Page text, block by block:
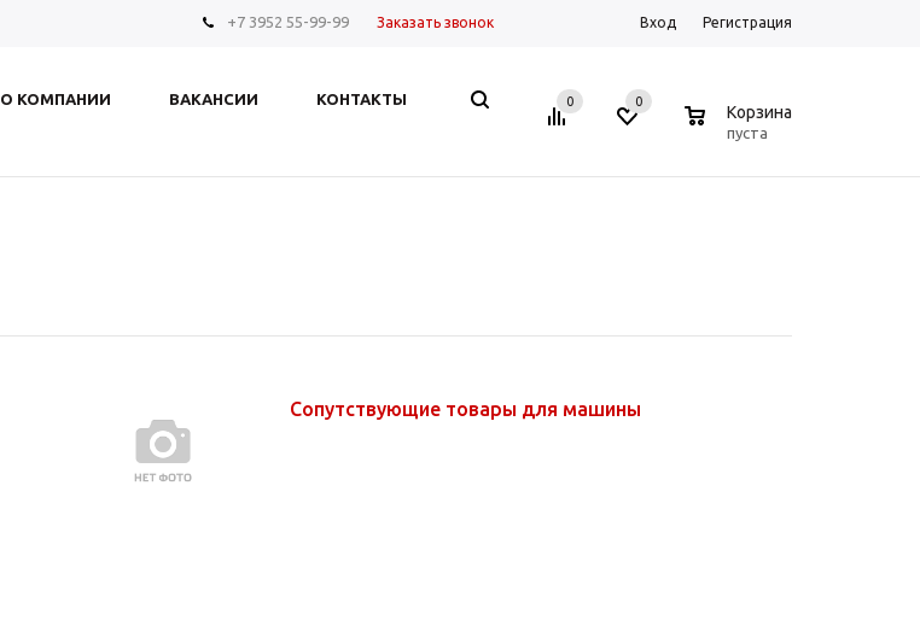
+7 3952 55-99-99 Заказать звонок Вход Регистрация
О КОМПАНИИ ВАКАНСИИ КОНТАКТЫ 0 0
Корзина
пуста
Сопутствующие товары для машины